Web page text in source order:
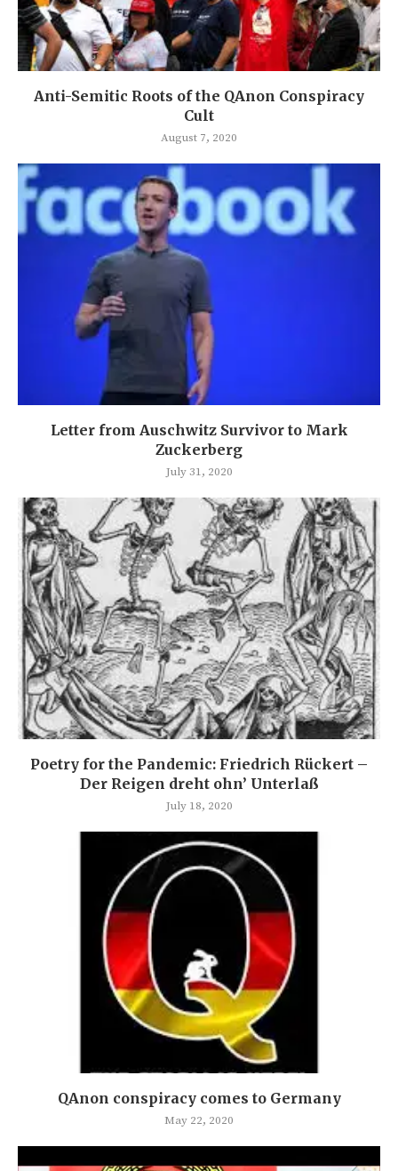
Anti-Semitic Roots of the QAnon Conspiracy
Cult
August 7, 2020
Letter from Auschwitz Survivor to Mark
Zuckerberg
July 31, 2020
Poetry for the Pandemic: Friedrich Rückert –
Der Reigen dreht ohn’ Unterlaß
July 18, 2020
QAnon conspiracy comes to Germany
May 22, 2020